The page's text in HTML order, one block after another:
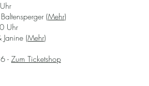
(Mehr)
Uhr
(Mehr)
- Zum Ticketshop